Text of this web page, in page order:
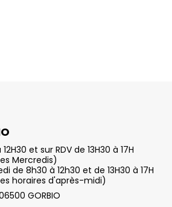
et sur RDV de 13H30 à 17H
Mercredis)
8h30 à 12h30 et de 13H30 à 17H
horaires d'après-midi)
GORBIO